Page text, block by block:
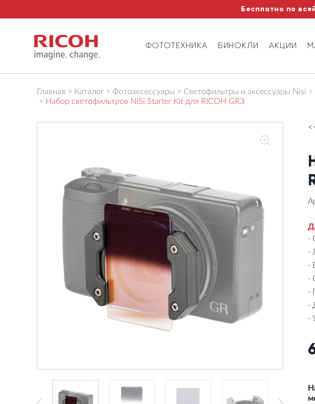
Бесплатно по
ФОТОТЕХНИКА БИНОКЛИ АКЦИИ
Главная Каталог Фотоаксессуары Светофильтры и аксессуары Nisi
Набор светофильтров NiSi Starter Kit для RICOH GR3